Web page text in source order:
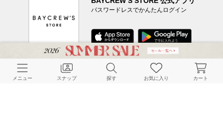
パスワードレスでかんたんログイン
CUSTOMER SERVICE
メニュー スナップ 探す お気に入り カート